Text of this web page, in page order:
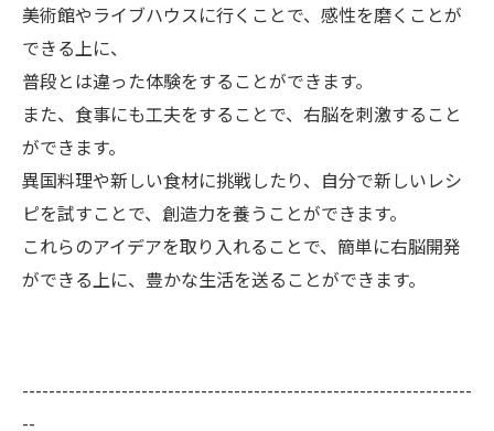
美術館やライブハウスに行くことで、感性を磨くことが
できる上に、
普段とは違った体験をすることができます。
また、食事にも工夫をすることで、右脳を刺激すること
ができます。
異国料理や新しい食材に挑戦したり、自分で新しいレシ
ピを試すことで、創造力を養うことができます。
これらのアイデアを取り入れることで、簡単に右脳開発
ができる上に、豊かな生活を送ることができます。
--------------------------------------------------------------------
--